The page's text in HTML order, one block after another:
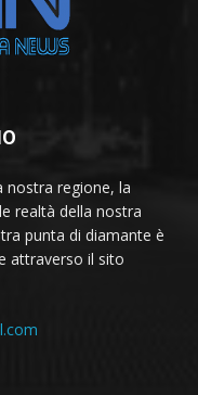
regione, la
realtà della nostra
punta di diamante è
attraverso il sito